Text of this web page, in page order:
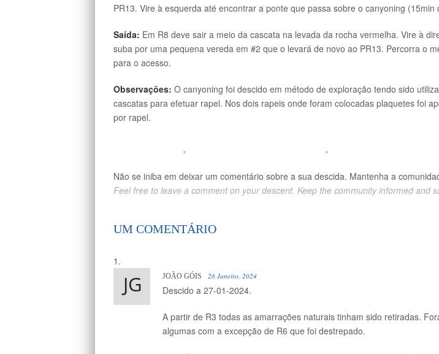
PR13. Vire à esquerda até encontrar a ponte que passa sobre o canyoning (15min
Saída: Em R8 deve sair a meio da cascata na levada da rocha vermelha. Vire à
suba por uma pequena vereda em #2 que o levará de novo ao PR13. Percorra o
para o acesso.
Observações: O canyoning foi descido em método de exploração tendo sido
cascatas para efetuar rapel. Nos dois rapeis onde foram colocadas plaquetes foi
por rapel.
Não se iniba em deixar um comentário sobre a sua descida. Mantenha a
Feel free to leave a comment on your descent. Keep the community informed and
UM COMENTÁRIO
JOÃO GÓIS 28 Janeiro, 2024
Descido a 27-01-2024.
A partir de R3 todas as amarrações naturais tinham sido retiradas.
algumas com a excepção de R6 que foi destrepado.